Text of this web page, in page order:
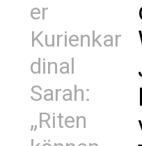
er
Kurienkar
dinal
Sarah:
„Riten